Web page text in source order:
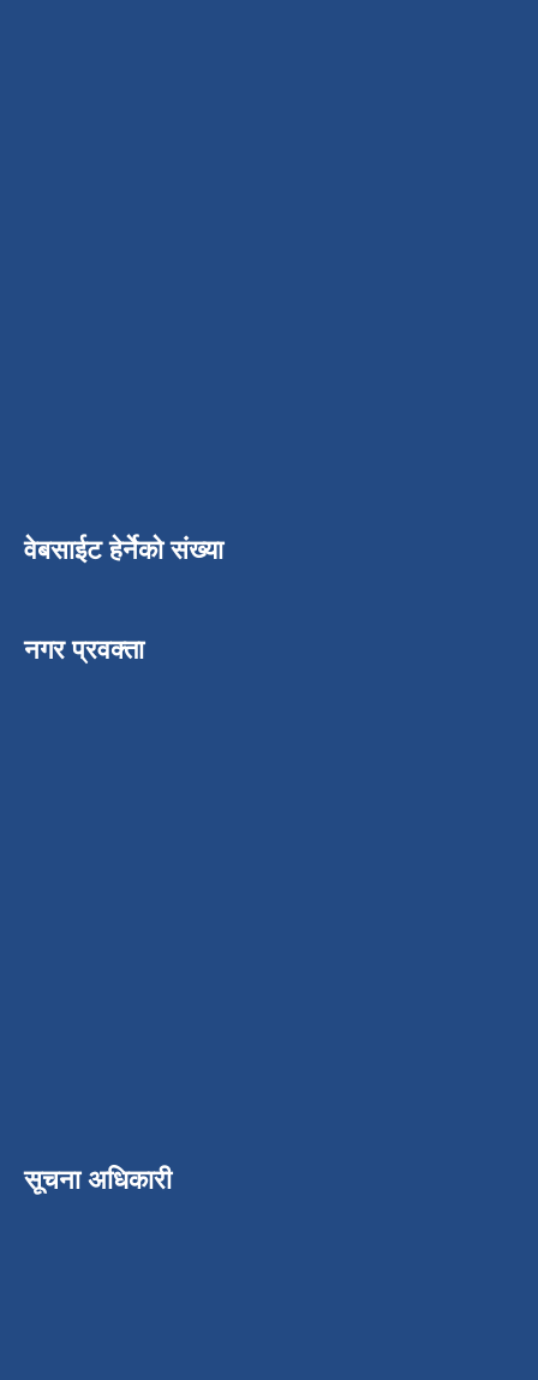
वेबसाईट हेर्नेको संख्या
नगर प्रवक्ता
सूचना अधिकारी